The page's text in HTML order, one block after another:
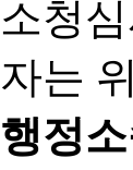
소청
자는
행정